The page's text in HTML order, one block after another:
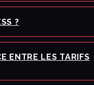
?
ENTRE LES TARIFS